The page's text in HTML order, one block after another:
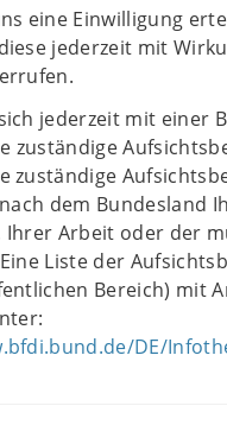
eine Einwilligung
jederzeit mit
jederzeit mit einer
zuständige
zuständige
dem Bundesland
Ihrer Arbeit oder der
Liste der
Bereich) mit
DE/